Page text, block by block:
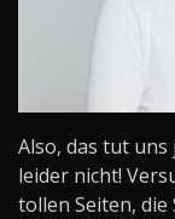
Also, das tut uns
leider nicht!
tollen Seiten,